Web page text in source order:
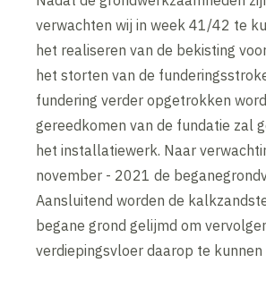
verwachten wij in week 41/42 te
het realiseren van de bekisting
het storten van de
fundering verder opgetrokken
gereedkomen van de fundatie zal
het installatiewerk. Naar
november - 2021 de
Aansluitend worden de
begane grond gelijmd om
verdiepingsvloer daarop te kunnen